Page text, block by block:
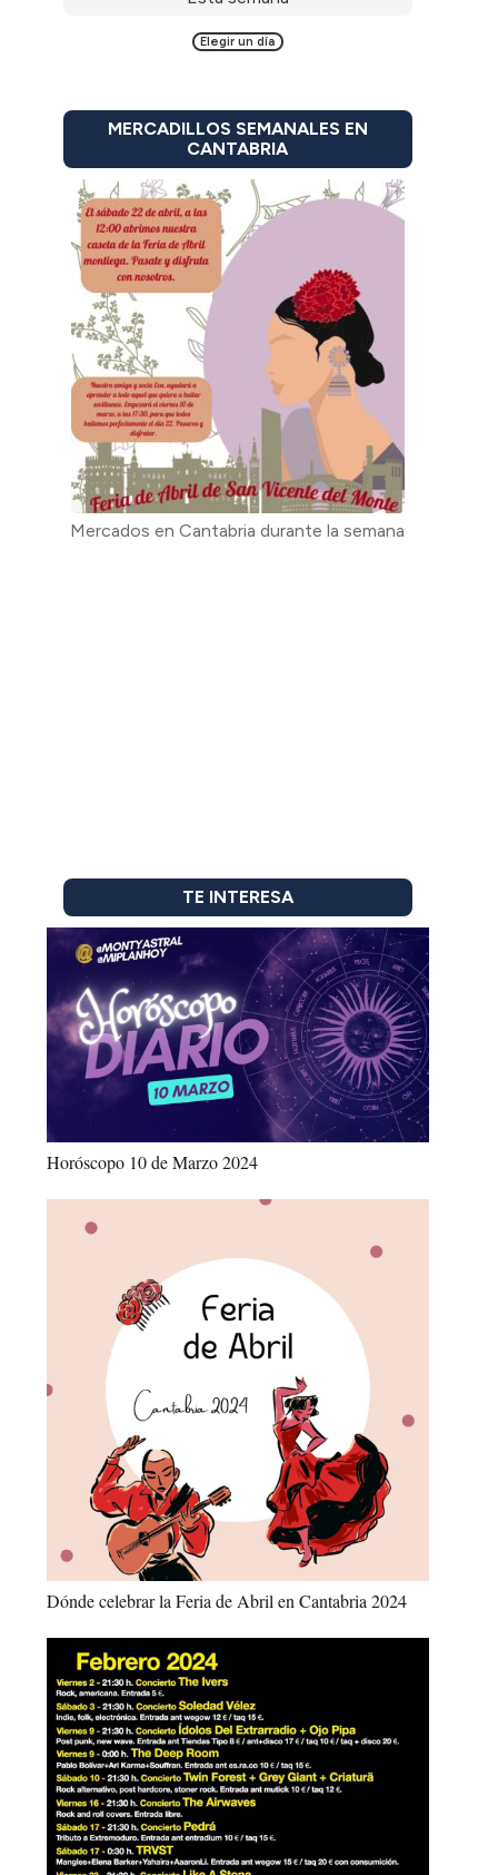
Elegir un día
MERCADILLOS SEMANALES EN
CANTABRIA
Mercados en Cantabria durante la semana
TE INTERESA
Horóscopo 10 de Marzo 2024
Dónde celebrar la Feria de Abril en Cantabria 2024